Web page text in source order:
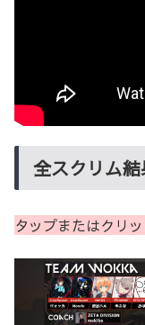
全スクリム結
タップまたはクリ